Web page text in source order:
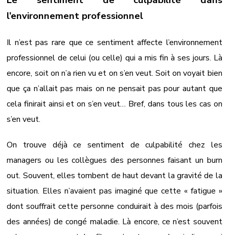
l’environnement professionnel
Il n’est pas rare que ce sentiment affecte l’environnement
professionnel de celui (ou celle) qui a mis fin à ses jours. Là
encore, soit on n’a rien vu et on s’en veut. Soit on voyait bien
que ça n’allait pas mais on ne pensait pas pour autant que
cela finirait ainsi et on s’en veut… Bref, dans tous les cas on
s’en veut.
On trouve déjà ce sentiment de culpabilité chez les
managers ou les collègues des personnes faisant un burn
out. Souvent, elles tombent de haut devant la gravité de la
situation. Elles n’avaient pas imaginé que cette « fatigue »
dont souffrait cette personne conduirait à des mois (parfois
des années) de congé maladie. Là encore, ce n’est souvent